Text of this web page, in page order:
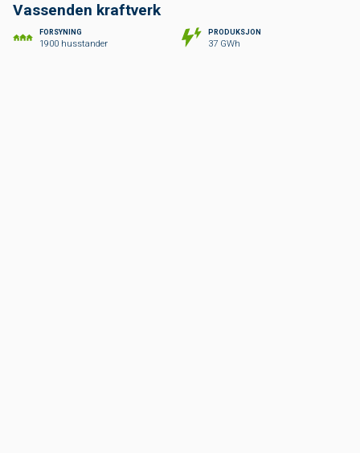
Vassenden kraftverk
FORSYNING
1900 husstander
PRODUKSJON
37 GWh